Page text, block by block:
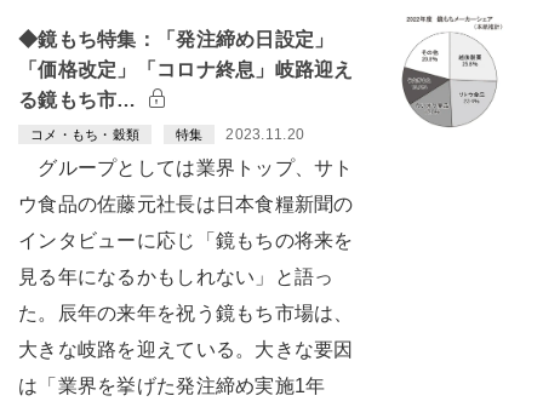
◆鏡もち特集：「発注締め日設定」
「価格改定」「コロナ終息」岐路迎え
る鏡もち市…
コメ・もち・穀類 特集 2023.11.20
グループとしては業界トップ、サト
ウ食品の佐藤元社長は日本食糧新聞の
インタビューに応じ「鏡もちの将来を
見る年になるかもしれない」と語っ
た。辰年の来年を祝う鏡もち市場は、
大きな岐路を迎えている。大きな要因
は「業界を挙げた発注締め実施1年